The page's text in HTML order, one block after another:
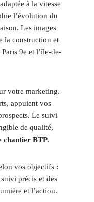
à la vitesse
l’évolution du
Les images
la construction et
9e et l’île-de-
votre marketing.
appuient vos
Le suivi
de qualité,
chantier BTP.
vos objectifs :
précis et des
et l’action.